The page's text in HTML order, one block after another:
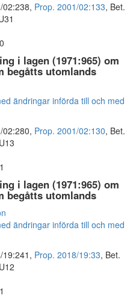
02:238, Prop. 2001/02:133, Bet.
i lagen (1971:965) om
begåtts utomlands
ändringar införda till och med
02:280, Prop. 2001/02:130, Bet.
i lagen (1971:965) om
begåtts utomlands
ändringar införda till och med
19:241, Prop. 2018/19:33, Bet.